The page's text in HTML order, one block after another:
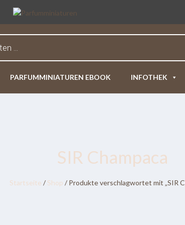
PARFUMMINIATUREN EBOOK INFOTHEK
SIR Champaca
Startseite / Shop / Produkte verschlagwortet mit „SIR